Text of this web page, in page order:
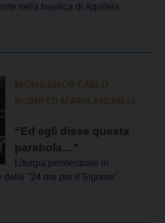
nella basilica di Aquileia
MONSIGNOR CARLO
ROBERTO MARIA REDAELLI
“Ed egli disse questa
parabola…”
Liturgia penitenziale in
delle "24 ore per il Signore"